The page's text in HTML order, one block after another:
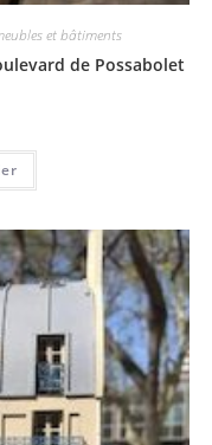
et bâtiments
de Possabolet